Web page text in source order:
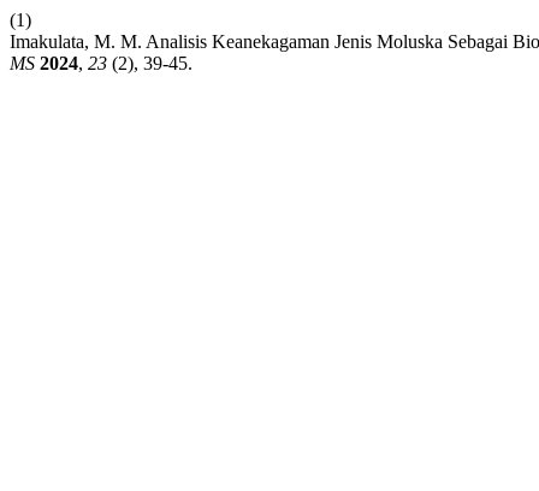
(1)
Imakulata, M. M. Analisis Keanekagaman Jenis Moluska Sebagai
MS 2024, 23 (2), 39-45.